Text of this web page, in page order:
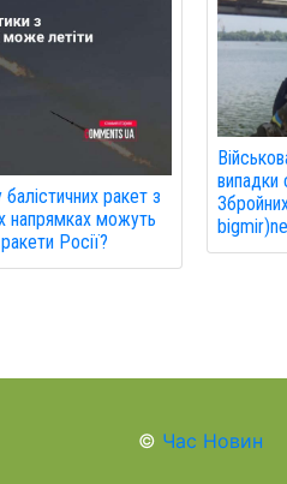
ракет з
напрямках можуть
Росії?
випадки
© Час Новин